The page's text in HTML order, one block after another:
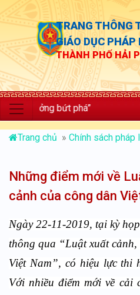
TRANG THÔNG
GIÁO DỤC PHÁP
THÀNH PHỐ HẢI
bứt phá”
Trang chủ » Chính sách pháp
Những điểm mới về
cảnh của công dân
Ngày 22-11-2019, tại kỳ
thông qua “Luật xuất
Việt Nam”, có hiệu lực thi
Với nhiều điểm mới về cải